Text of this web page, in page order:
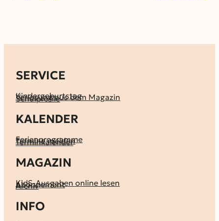
SERVICE
Kindergeburtstag
Verlosung aus dem Magazin
Schulprofile
KALENDER
Ferienprogramme
Termine melden
Terminkalender
MAGAZIN
KidS-Ausgaben online lesen
Abonnement
Archiv
INFO